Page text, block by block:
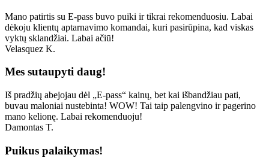
Mano patirtis su E-pass buvo puiki ir tikrai rekomenduosiu. Labai
dėkoju klientų aptarnavimo komandai, kuri pasirūpina, kad viskas
vyktų sklandžiai. Labai ačiū!
Velasquez K.
Mes sutaupyti daug!
Iš pradžių abejojau dėl „E-pass“ kainų, bet kai išbandžiau pati,
buvau maloniai nustebinta! WOW! Tai taip palengvino ir pagerino
mano kelionę. Labai rekomenduoju!
Damontas T.
Puikus palaikymas!